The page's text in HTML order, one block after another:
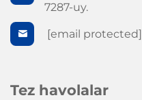
7287-uy.
[email protected]
Tez havolalar